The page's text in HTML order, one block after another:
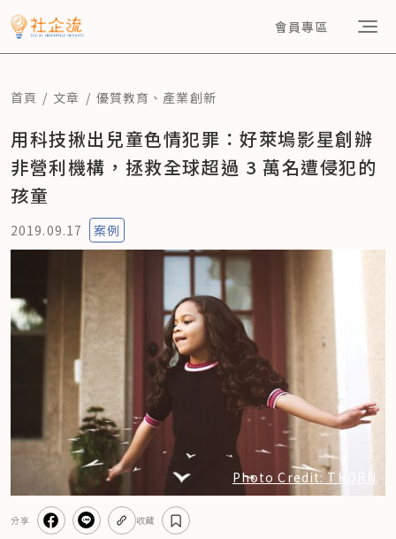
會員專區
首頁 文章 優質教育 、 產業創新
用科技揪出兒童色情犯罪：好萊塢影星創辦
非營利機構，拯救全球超過 3 萬名遭侵犯的
孩童
2019.09.17 案例
Photo Credit: THORN
分享 收藏